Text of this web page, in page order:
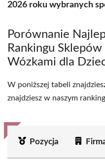
2026 roku wybranych
Porównanie
Rankingu Sklepów
Wózkami dla
W poniższej tabeli
znajdziesz w naszym
Pozycja